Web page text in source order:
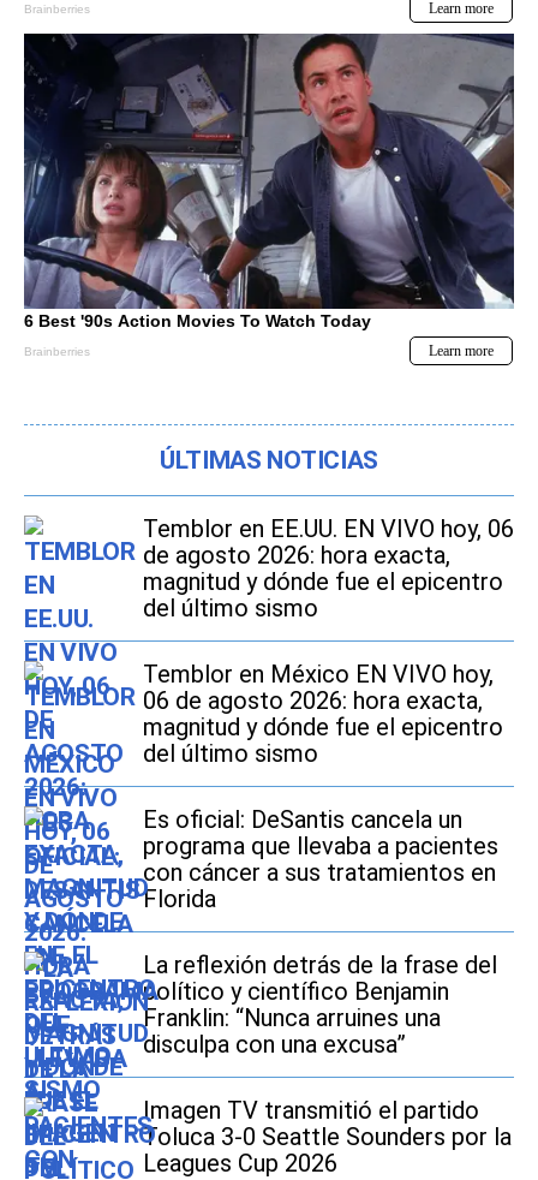
ÚLTIMAS NOTICIAS
Temblor en EE.UU. EN VIVO hoy, 06
de agosto 2026: hora exacta,
magnitud y dónde fue el epicentro
del último sismo
Temblor en México EN VIVO hoy,
06 de agosto 2026: hora exacta,
magnitud y dónde fue el epicentro
del último sismo
Es oficial: DeSantis cancela un
programa que llevaba a pacientes
con cáncer a sus tratamientos en
Florida
La reflexión detrás de la frase del
político y científico Benjamin
Franklin: “Nunca arruines una
disculpa con una excusa”
Imagen TV transmitió el partido
Toluca 3-0 Seattle Sounders por la
Leagues Cup 2026